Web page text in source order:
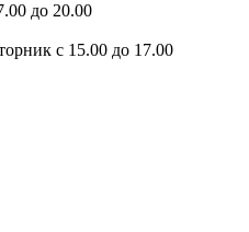
до 20.00
с 15.00 до 17.00